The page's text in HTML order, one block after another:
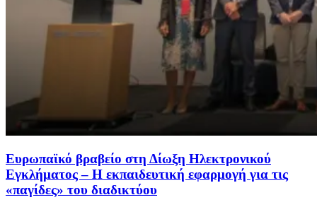
Ευρωπαϊκό βραβείο στη Δίωξη Ηλεκτρονικού
Εγκλήματος – Η εκπαιδευτική εφαρμογή για τις
«παγίδες» του διαδικτύου